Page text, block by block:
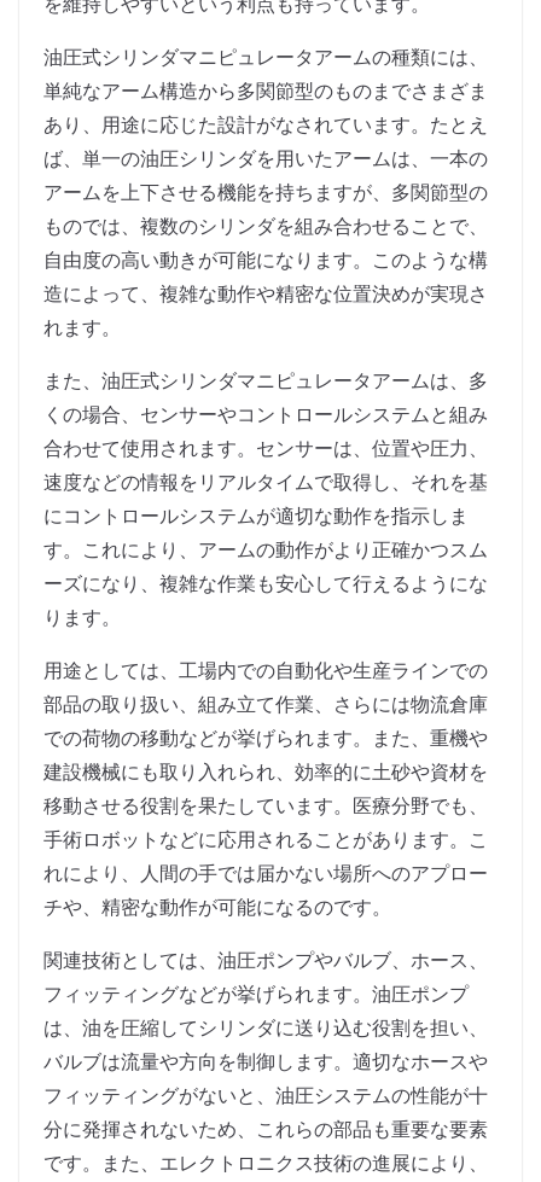
油圧式シリンダマニピュレータアームの種類には、
単純なアーム構造から多関節型のものまでさまざま
あり、用途に応じた設計がなされています。たとえ
ば、単一の油圧シリンダを用いたアームは、一本の
アームを上下させる機能を持ちますが、多関節型の
ものでは、複数のシリンダを組み合わせることで、
自由度の高い動きが可能になります。このような構
造によって、複雑な動作や精密な位置決めが実現さ
れます。
また、油圧式シリンダマニピュレータアームは、多
くの場合、センサーやコントロールシステムと組み
合わせて使用されます。センサーは、位置や圧力、
速度などの情報をリアルタイムで取得し、それを基
にコントロールシステムが適切な動作を指示しま
す。これにより、アームの動作がより正確かつスム
ーズになり、複雑な作業も安心して行えるようにな
ります。
用途としては、工場内での自動化や生産ラインでの
部品の取り扱い、組み立て作業、さらには物流倉庫
での荷物の移動などが挙げられます。また、重機や
建設機械にも取り入れられ、効率的に土砂や資材を
移動させる役割を果たしています。医療分野でも、
手術ロボットなどに応用されることがあります。こ
れにより、人間の手では届かない場所へのアプロー
チや、精密な動作が可能になるのです。
関連技術としては、油圧ポンプやバルブ、ホース、
フィッティングなどが挙げられます。油圧ポンプ
は、油を圧縮してシリンダに送り込む役割を担い、
バルブは流量や方向を制御します。適切なホースや
フィッティングがないと、油圧システムの性能が十
分に発揮されないため、これらの部品も重要な要素
です。また、エレクトロニクス技術の進展により、